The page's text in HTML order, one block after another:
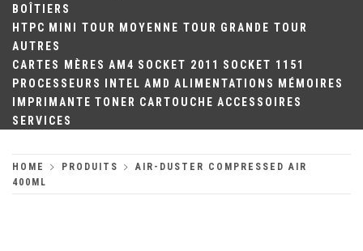
BOÎTIERS
HTPC MINI TOUR MOYENNE TOUR GRANDE TOUR
AUTRES
CARTES MÈRES AM4 SOCKET 2011
SOCKET 1151
PROCESSEURS
INTEL AMD ALIMENTATIONS
MÉMOIRES
IMPRIMANTE TONER CARTOUCHE ACCESSOIRES
SERVICES
HOME PRODUITS
AIR-DUSTER COMPRESSED AIR
400ML